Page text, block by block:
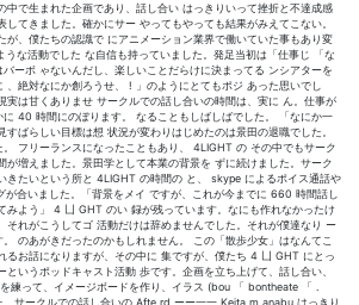
中で生まれた企画であり、話し合い はっきりいって挫折と不達成感
てきました。確かにサー やってもやっても結果がみえてこない。
が、僕たちの認識で にアニメーション業界で働いていた事もあり変
な活動でした な自信も持っていました。発足当初は「仕事じ 「な
ーボ ゃないんだし、楽しいことだらけに決まってる ンシアターを
、絶対なにか創ろうせ、 ! 」のようにとてもポジ あった思いでし
実は甘くありませ サークルでの話し合いの時間は、実に ん。仕事が
40 時間にのぼります。 なることもしばしばでした。 「なにか一
ばらしい目標は想 状況が変わりはじめたのは景田の退職でした。
フリーランスになったこともあり、 4LIGHT の その中でもサーク
が増えました。景田学として本業の背景を ずに続けました。サーク
きたいという所と 4LIGHT の時間の と、 skype によるポイス通話や
が合いました。「背景をメイ ですが、これが今までに 660 時間話し
みよう」 4 凵 GHT のい 録が残っています。なにも作れなかったけ
それがこうしてゴ 活動だけは辞めませんでした。それが僕達なり ー
のあがきだったのかもしれません。 この「散歩少女」はなんてこ
るお話になりますが、その中に 集ですが、僕たち 4 凵 GHT にとっ
いうポッドキャスト活動 歩です。企画を立ち上げて、話し合い、
練って、イメージボードを作り、イラス (bou 「 bontheate 「 .